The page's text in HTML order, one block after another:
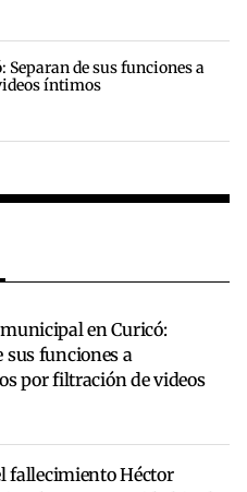
de sus funciones a
íntimos
en Curicó:
sus funciones a
por filtración de videos
fallecimiento Héctor